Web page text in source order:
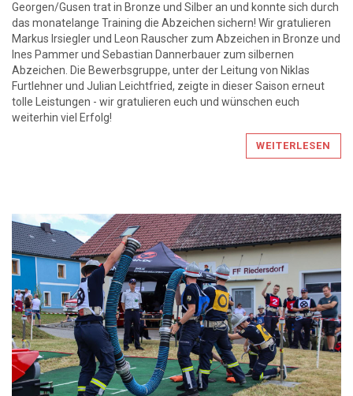
Georgen/Gusen trat in Bronze und Silber an und konnte sich durch
das monatelange Training die Abzeichen sichern! Wir gratulieren
Markus Irsiegler und Leon Rauscher zum Abzeichen in Bronze und
Ines Pammer und Sebastian Dannerbauer zum silbernen
Abzeichen. Die Bewerbsgruppe, unter der Leitung von Niklas
Furtlehner und Julian Leichtfried, zeigte in dieser Saison erneut
tolle Leistungen - wir gratulieren euch und wünschen euch
weiterhin viel Erfolg!
WEITERLESEN